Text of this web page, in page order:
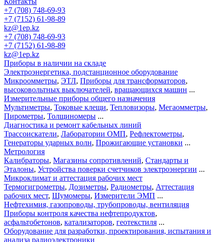
+7 (708) 748-69-93
+7 (7152) 61-98-89
kz@1ep.kz
+7 (708) 748-69-93
+7 (7152) 61-98-89
kz@1ep.kz
Приборы в наличии на складе
Электроэнергетика, подстанционное оборудование
Микроомметры, ЭТЛ, Приборы для трансформаторов,
высоковольтных выключателей, вращающихся машин ...
Измерительные приборы общего назначения
Мультиметры, Токовые клещи, Тепловизоры, Мегаомметры,
Пирометры, Толщиномеры ...
Диагностика и ремонт кабельных линий
Трассоискатели, Лаборатории ОМП, Рефлектометры,
Генераторы ударных волн, Прожигающие установки ...
Метрология
Калибраторы, Магазины сопротивлений, Стандарты и
Эталоны, Устройства поверки счетчиков электроэнергии ...
Микроклимат и аттестация рабочих мест
Термогигрометры, Дозиметры, Радиометры, Аттестация
рабочих мест, Шумомеры, Измерители ЭМП ...
Нефтехимия, газопроводы, трубопроводы, вентиляция
Приборы контроля качества нефтепродуктов,
асфальтобетонов, катализаторов, геотекстиля ...
Оборудование для разработки, проектирования, испытания и
анализа радиоэлектроники